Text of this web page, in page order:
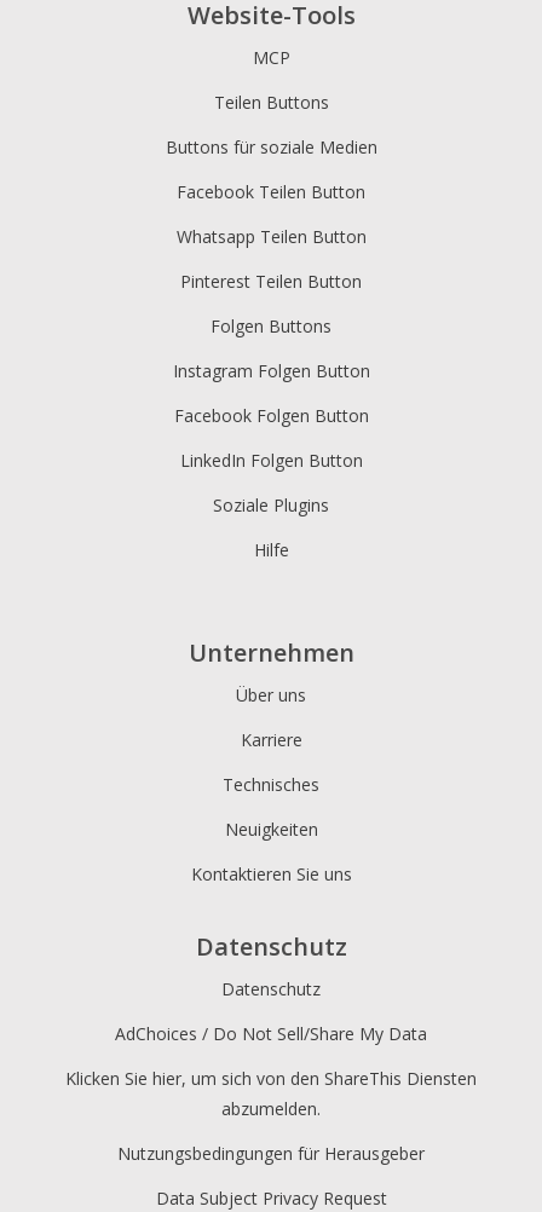
Website-Tools
MCP
Teilen Buttons
Buttons für soziale Medien
Facebook Teilen Button
Whatsapp Teilen Button
Pinterest Teilen Button
Folgen Buttons
Instagram Folgen Button
Facebook Folgen Button
LinkedIn Folgen Button
Soziale Plugins
Hilfe
Unternehmen
Über uns
Karriere
Technisches
Neuigkeiten
Kontaktieren Sie uns
Datenschutz
Datenschutz
AdChoices / Do Not Sell/Share My Data
Klicken Sie hier, um sich von den ShareThis Diensten
abzumelden.
Nutzungsbedingungen für Herausgeber
Data Subject Privacy Request